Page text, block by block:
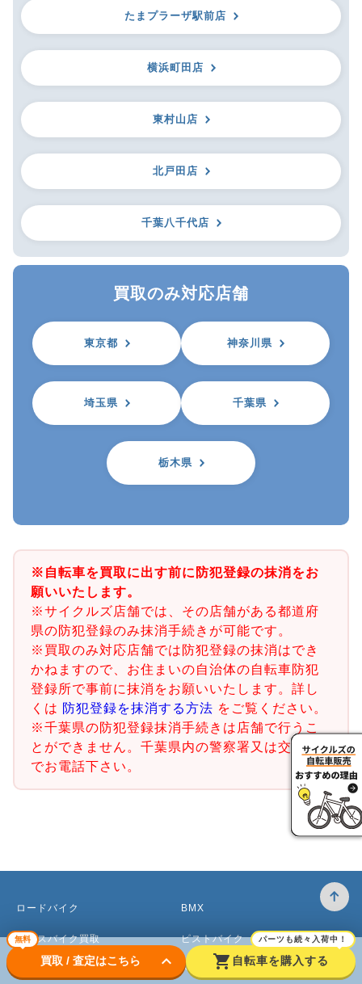
たまプラーザ駅前店
横浜町田店
東村山店
北戸田店
千葉八千代店
買取のみ対応店舗
東京都 神奈川県
埼玉県 千葉県
栃木県
※自転車を買取に出す前に防犯登録の抹消をお
願いいたします。
※サイクルズ店舗では、その店舗がある都道府
県の防犯登録のみ抹消手続きが可能です。
※買取のみ対応店舗では防犯登録の抹消はでき
かねますので、お住まいの自治体の自転車防犯
登録所で事前に抹消をお願いいたします。詳し
くは 防犯登録を抹消する方法 をご覧ください。
※千葉県の防犯登録抹消手続きは店舗で行うこ
とができません。千葉県内の警察署又は交番ま
でお電話下さい。
無料
買取 / 査定はこちら keyboard_arrow_down shopping_cart
パーツも続々入荷中！
自転車を購入する
ロードバイク
クロスバイク買取
マウンテンバイク買取
BMX
ピストバイク
ベビーカー